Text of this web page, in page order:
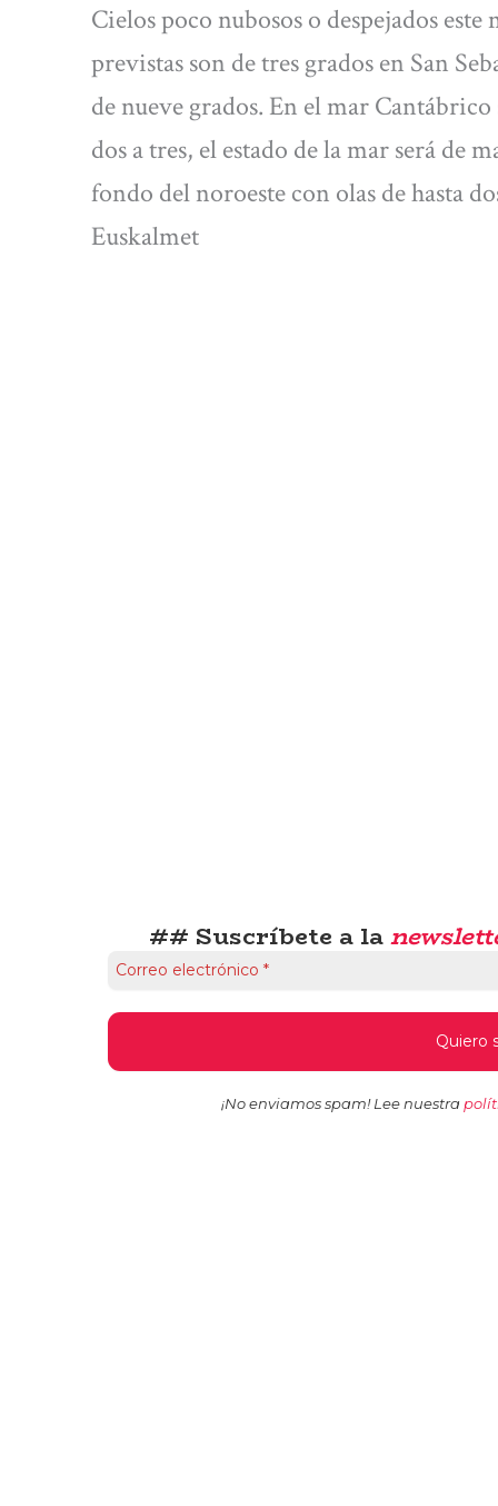
Cielos poco nubosos o despejados
previstas son de tres grados en San
de nueve grados. En el mar
dos a tres, el estado de la mar será de
fondo del noroeste con olas de hasta
Euskalmet
## Suscríbete a la
¡No enviamos spam! Lee nuestra